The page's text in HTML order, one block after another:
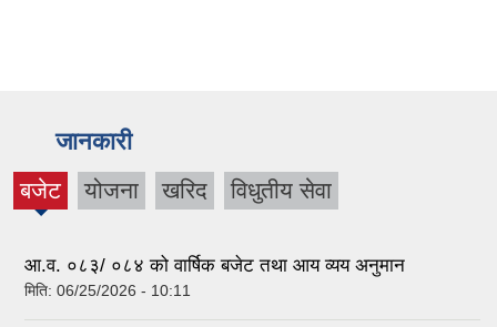
जानकारी
बजेट
(active
योजना खरिद विधुतीय सेवा
आ.व. ०८३/ ०८४ को वार्षिक बजेट तथा आय व्यय अनुमान
मिति: 06/25/2026 - 10:11